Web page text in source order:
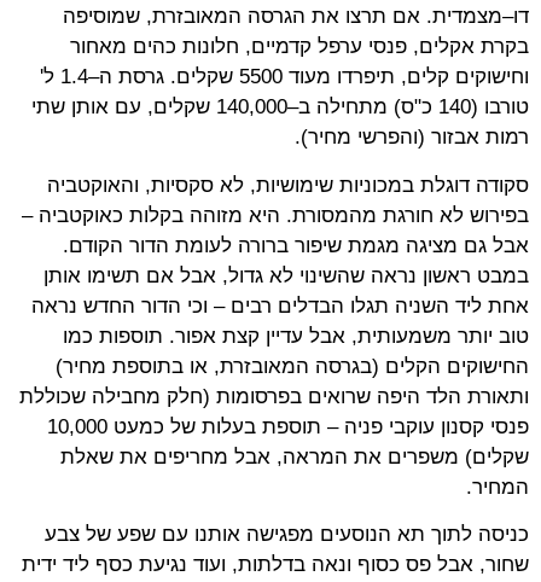
דו–מצמדית. אם תרצו את הגרסה המאובזרת, שמוסיפה
בקרת אקלים, פנסי ערפל קדמיים, חלונות כהים מאחור
וחישוקים קלים, תיפרדו מעוד 5500 שקלים. גרסת ה–1.4 ל'
טורבו (140 כ"ס) מתחילה ב–140,000 שקלים, עם אותן שתי
רמות אבזור (והפרשי מחיר).
סקודה דוגלת במכוניות שימושיות, לא סקסיות, והאוקטביה
בפירוש לא חורגת מהמסורת. היא מזוהה בקלות כאוקטביה –
אבל גם מציגה מגמת שיפור ברורה לעומת הדור הקודם.
במבט ראשון נראה שהשינוי לא גדול, אבל אם תשימו אותן
אחת ליד השניה תגלו הבדלים רבים – וכי הדור החדש נראה
טוב יותר משמעותית, אבל עדיין קצת אפור. תוספות כמו
החישוקים הקלים (בגרסה המאובזרת, או בתוספת מחיר)
ותאורת הלד היפה שרואים בפרסומות (חלק מחבילה שכוללת
פנסי קסנון עוקבי פניה – תוספת בעלות של כמעט 10,000
שקלים) משפרים את המראה, אבל מחריפים את שאלת
המחיר.
כניסה לתוך תא הנוסעים מפגישה אותנו עם שפע של צבע
שחור, אבל פס כסוף ונאה בדלתות, ועוד נגיעת כסף ליד ידית